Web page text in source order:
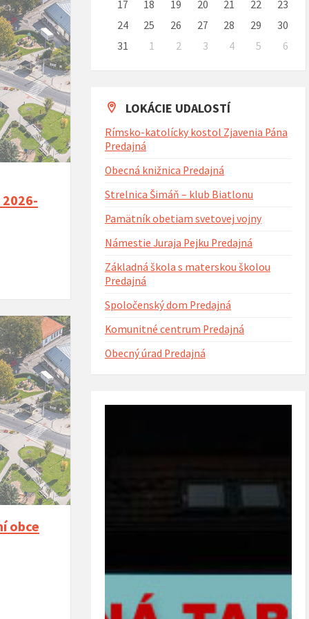
obce
s urnovým hájom
(rok 2023)
17
18 19 20 21 22
23
24
25 26 27 28 29
30
31
1 2 3 4 5
6
na
dni
LOKÁCIE UDALOSTÍ
Rímsko-katolícky kostol Zjavenia Pána
Predajná
Obecná knižnica Predajná
Strelnica Šimáň – klub Biatlonu
Pamätník obetiam svetovej vojny
Námestie Juraja Pejku Predajná
Základná škola s materskou školou
Predajná
Spoločenský dom Predajná
Komunitné centrum Predajná
Obecný úrad Predajná